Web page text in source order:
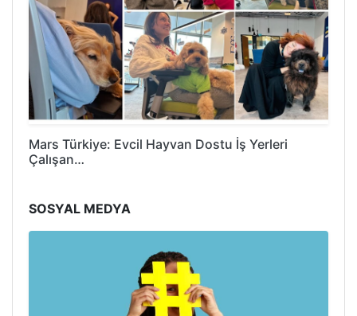
Mars Türkiye: Evcil Hayvan Dostu İş Yerleri
Çalışan…
SOSYAL MEDYA